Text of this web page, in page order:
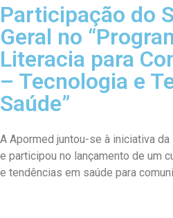
Participação do
Geral no
Literacia para
– Tecnologia e
Saúde”
A Apormed juntou-se à iniciativa
e participou no lançamento de um
e tendências em saúde para